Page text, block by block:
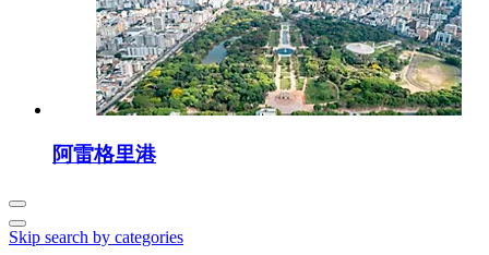
阿雷格里港
Skip search by categories